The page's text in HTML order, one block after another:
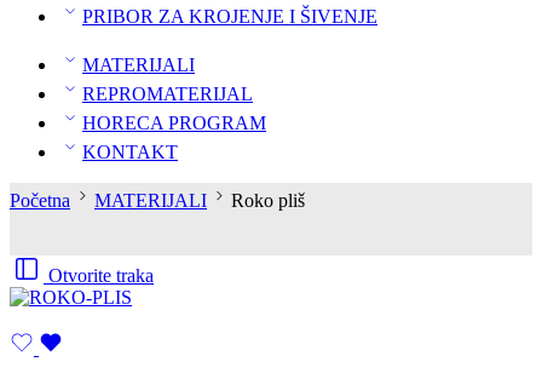
PRIBOR ZA KROJENJE I ŠIVENJE
MATERIJALI
REPROMATERIJAL
HORECA PROGRAM
KONTAKT
Početna MATERIJALI Roko pliš
Otvorite traka